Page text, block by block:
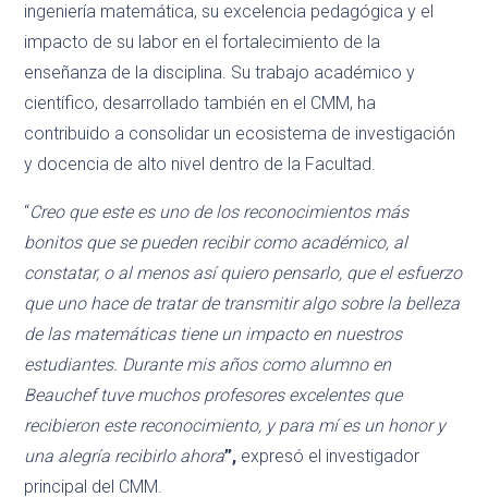
ingeniería matemática, su excelencia pedagógica y el
impacto de su labor en el fortalecimiento de la
enseñanza de la disciplina. Su trabajo académico y
científico, desarrollado también en el CMM, ha
contribuido a consolidar un ecosistema de investigación
y docencia de alto nivel dentro de la Facultad.
“Creo que este es uno de los reconocimientos más
bonitos que se pueden recibir como académico, al
constatar, o al menos así quiero pensarlo, que el esfuerzo
que uno hace de tratar de transmitir algo sobre la belleza
de las matemáticas tiene un impacto en nuestros
estudiantes. Durante mis años como alumno en
Beauchef tuve muchos profesores excelentes que
recibieron este reconocimiento, y para mí es un honor y
una alegría recibirlo ahora”, expresó el investigador
principal del CMM.